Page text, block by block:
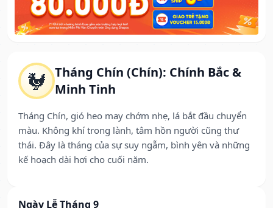
🐓 Tháng Chín (Chín): Chính Bắc &
Minh Tinh
Tháng Chín, gió heo may chớm nhẹ, lá bắt đầu chuyển
màu. Không khí trong lành, tâm hồn người cũng thư
thái. Đây là tháng của sự suy ngẫm, bình yên và những
kế hoạch dài hơi cho cuối năm.
Ngày Lễ Tháng 9